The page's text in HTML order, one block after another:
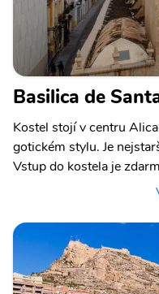
Basilica de
Kostel stojí v centru
gotickém stylu. Je
Vstup do kostela je